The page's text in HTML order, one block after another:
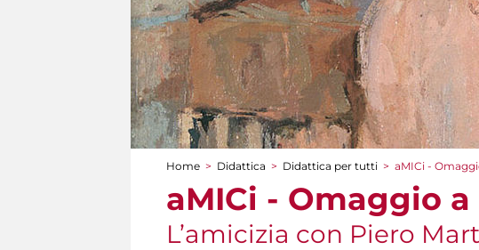
Tu sei qui
Home > Didattica > Didattica per tutti > aMICi -
aMICi - Omaggio a
L’amicizia con Piero